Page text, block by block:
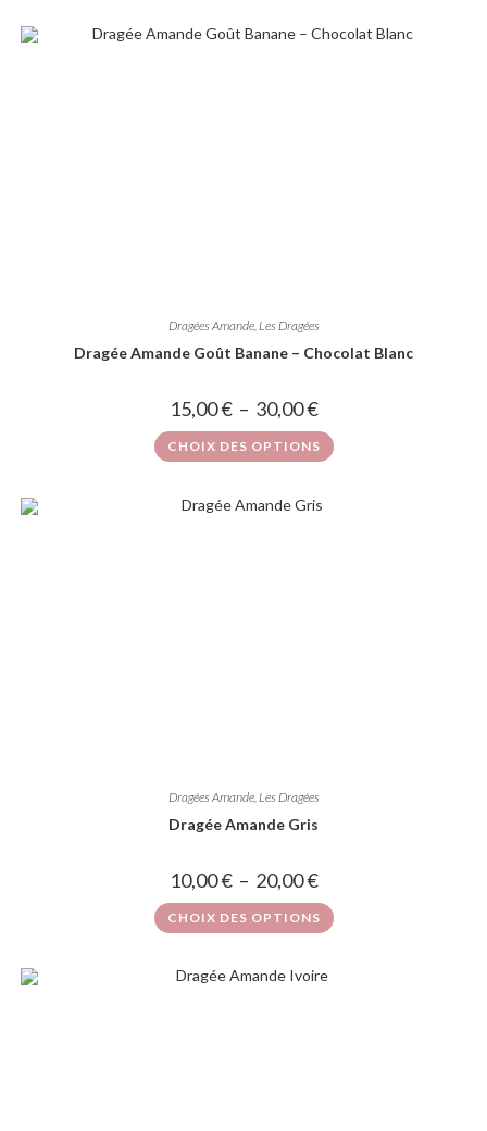
Dragées Amande,Les Dragées
Dragée Amande Goût Banane – Chocolat Blanc
15,00€ – 30,00€
CHOIX DES OPTIONS
Dragées Amande, Les Dragées
Dragée Amande Gris
10,00€ – 20,00€
CHOIX DES OPTIONS